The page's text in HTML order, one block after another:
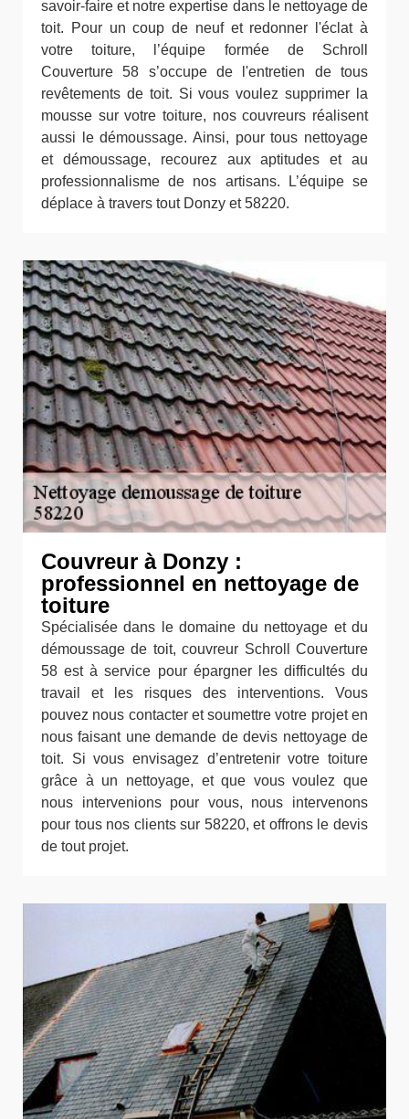
savoir-faire et notre expertise dans le nettoyage de
toit. Pour un coup de neuf et redonner l'éclat à
votre toiture, l’équipe formée de Schroll
Couverture 58 s’occupe de l'entretien de tous
revêtements de toit. Si vous voulez supprimer la
mousse sur votre toiture, nos couvreurs réalisent
aussi le démoussage. Ainsi, pour tous nettoyage
et démoussage, recourez aux aptitudes et au
professionnalisme de nos artisans. L’équipe se
déplace à travers tout Donzy et 58220.
Couvreur à Donzy :
professionnel en nettoyage de
toiture
Spécialisée dans le domaine du nettoyage et du
démoussage de toit, couvreur Schroll Couverture
58 est à service pour épargner les difficultés du
travail et les risques des interventions. Vous
pouvez nous contacter et soumettre votre projet en
nous faisant une demande de devis nettoyage de
toit. Si vous envisagez d’entretenir votre toiture
grâce à un nettoyage, et que vous voulez que
nous intervenions pour vous, nous intervenons
pour tous nos clients sur 58220, et offrons le devis
de tout projet.